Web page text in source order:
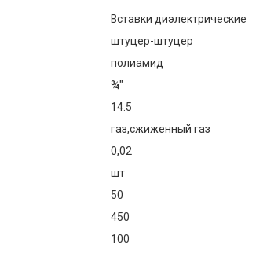
Вставки диэлектрические
штуцер-штуцер
полиамид
¾"
14.5
газ,сжиженный газ
0,02
шт
50
450
100